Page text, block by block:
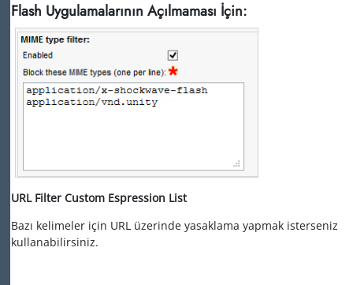
Flash Uygulamalarının Açılmaması İçin:
URL Filter Custom Espression List
Bazı kelimeler için URL üzerinde yasaklama yapmak isterseniz
kullanabilirsiniz.